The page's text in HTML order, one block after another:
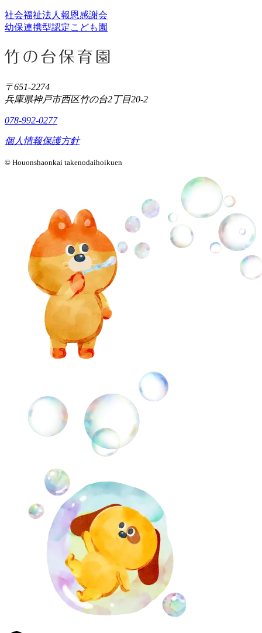
社会福祉法人報恩感謝会
幼保連携型認定こども園
〒651-2274
兵庫県神戸市西区竹の台2丁目20-2
078-992-0277
個人情報保護方針
© Houonshaonkai takenodaihoikuen